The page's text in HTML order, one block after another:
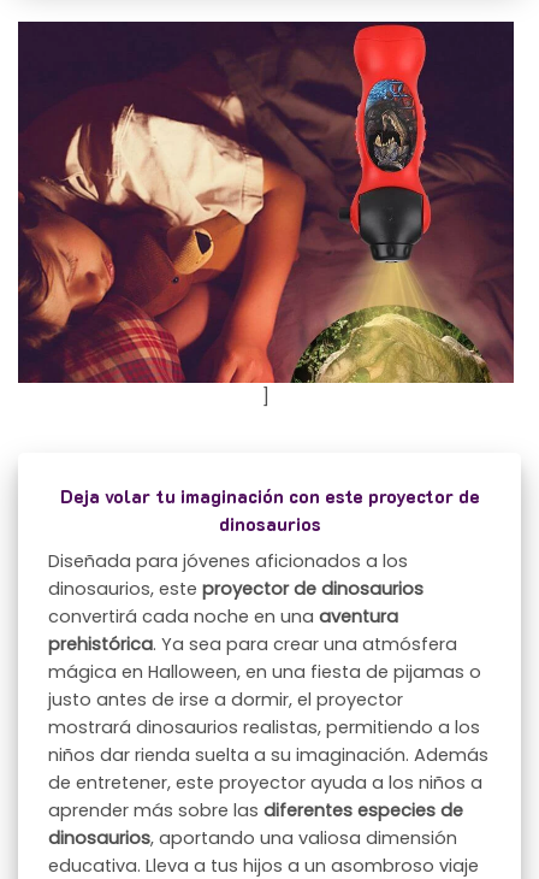
Deja volar tu imaginación con este proyector de
dinosaurios
Diseñada para jóvenes aficionados a los
dinosaurios, esteproyector de dinosaurios
convertirá cada noche en unaaventura
prehistórica. Ya sea para crear una atmósfera
mágica en Halloween, en una fiesta de pijamas o
justo antes de irse a dormir, el proyector
mostrará dinosaurios realistas, permitiendo a los
niños dar rienda suelta a su imaginación. Además
de entretener, este proyector ayuda a los niños a
aprender más sobre lasdiferentes especies de
dinosaurios, aportando una valiosa dimensión
educativa. Lleva a tus hijos a un asombroso viaje